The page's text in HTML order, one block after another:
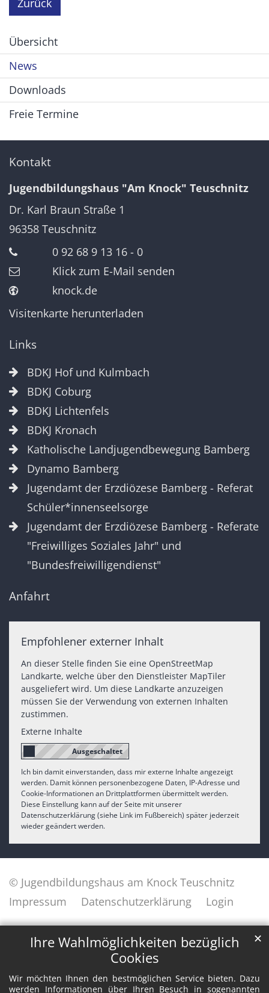
Ihre Wahlmöglichkeiten bezüglich
Cookies
Wir möchten Ihnen den bestmöglichen Service bieten. Dazu
werden Informationen über Ihren Besuch in sogenannten
✕
Zurück
Übersicht
News
Downloads
Freie Termine
Kontakt
Jugendbildungshaus "Am Knock" Teuschnitz
Dr. Karl Braun Straße 1
96358 Teuschnitz
0 92 68 9 13 16 - 0
Klick zum E-Mail senden
knock.de
Visitenkarte herunterladen
Links
BDKJ Hof und Kulmbach
BDKJ Coburg
BDKJ Lichtenfels
BDKJ Kronach
Katholische Landjugendbewegung Bamberg
Dynamo Bamberg
Jugendamt der Erzdiözese Bamberg - Referat
Schüler*innenseelsorge
Jugendamt der Erzdiözese Bamberg - Referate
"Freiwilliges Soziales Jahr" und
"Bundesfreiwilligendienst"
Anfahrt
Empfohlener externer Inhalt
An dieser Stelle finden Sie eine OpenStreetMap
Landkarte, welche über den Dienstleister MapTiler
ausgeliefert wird. Um diese Landkarte anzuzeigen
müssen Sie der Verwendung von externen Inhalten
zustimmen.
Externe Inhalte
Ich bin damit einverstanden, dass mir externe Inhalte angezeigt
werden. Damit können personenbezogene Daten, IP-Adresse und
Cookie-Informationen an Drittplattformen übermittelt werden.
Diese Einstellung kann auf der Seite mit unserer
Datenschutzerklärung (siehe Link im Fußbereich) später jederzeit
wieder geändert werden.
© Jugendbildungshaus am Knock Teuschnitz
Impressum
Datenschutzerklärung Login